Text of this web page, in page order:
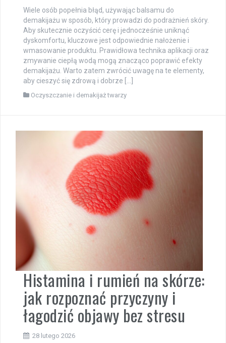
Wiele osób popełnia błąd, używając balsamu do
demakijażu w sposób, który prowadzi do podrażnień skóry.
Aby skutecznie oczyścić cerę i jednocześnie uniknąć
dyskomfortu, kluczowe jest odpowiednie nałożenie i
wmasowanie produktu. Prawidłowa technika aplikacji oraz
zmywanie ciepłą wodą mogą znacząco poprawić efekty
demakijażu. Warto zatem zwrócić uwagę na te elementy,
aby cieszyć się zdrową i dobrze […]
Oczyszczanie i demakijaż twarzy
Histamina i rumień na skórze:
jak rozpoznać przyczyny i
łagodzić objawy bez stresu
28 lutego 2026